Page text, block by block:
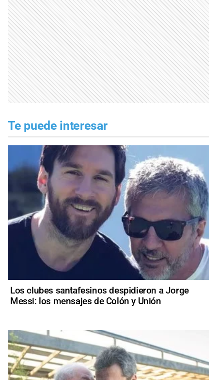
Te puede interesar
Los clubes santafesinos despidieron a Jorge
Messi: los mensajes de Colón y Unión